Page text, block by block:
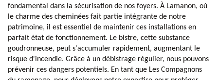
fondamental dans la sécurisation de nos foyers. À Lamanon, où
le charme des cheminées fait partie intégrante de notre
patrimoine, il est essentiel de maintenir ces installations en
parfait état de fonctionnement. Le bistre, cette substance
goudronneuse, peut s'accumuler rapidement, augmentant le
risque d'incendie. Grâce à un débistrage régulier, nous pouvons
prévenir ces dangers potentiels. En tant que Les Compagnons